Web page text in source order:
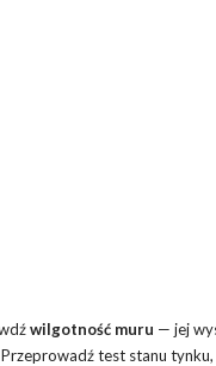
wilgotność muru — jej
test stanu